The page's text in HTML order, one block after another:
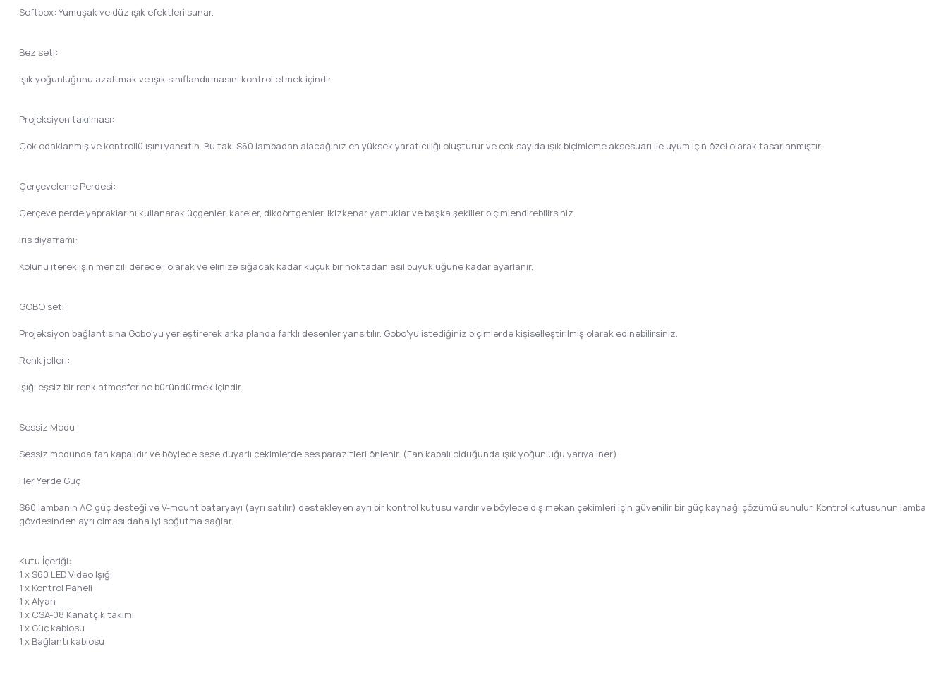
Softbox: Yumuşak ve düz ışık efektleri sunar.
Bez seti:
Işık yoğunluğunu azaltmak ve ışık sınıflandırmasını kontrol etmek içindir.
Projeksiyon takılması:
Çok odaklanmış ve kontrollü ışını yansıtın. Bu takı S60 lambadan alacağınız en yüksek yaratıcılığı oluşturur ve çok sayıda ışık biçimleme aksesuarı ile uyum için özel olarak tasarlanmıştır.
Çerçeveleme Perdesi:
Çerçeve perde yapraklarını kullanarak üçgenler, kareler, dikdörtgenler, ikizkenar yamuklar ve başka şekiller biçimlendirebilirsiniz.
Iris diyaframı:
Kolunu iterek ışın menzili dereceli olarak ve elinize sığacak kadar küçük bir noktadan asıl büyüklüğüne kadar ayarlanır.
GOBO seti:
Projeksiyon bağlantısına Gobo'yu yerleştirerek arka planda farklı desenler yansıtılır. Gobo'yu istediğiniz biçimlerde kişiselleştirilmiş olarak edinebilirsiniz.
Renk jelleri:
Işığı eşsiz bir renk atmosferine büründürmek içindir.
Sessiz Modu
Sessiz modunda fan kapalıdır ve böylece sese duyarlı çekimlerde ses parazitleri önlenir. (Fan kapalı olduğunda ışık yoğunluğu yarıya iner)
Her Yerde Güç
S60 lambanın AC güç desteği ve V-mount bataryayı (ayrı satılır) destekleyen ayrı bir kontrol kutusu vardır ve böylece dış mekan çekimleri için güvenilir bir güç kaynağı çözümü sunulur. Kontrol kutusunun lamba
gövdesinden ayrı olması daha iyi soğutma sağlar.
Kutu İçeriği:
1 x S60 LED Video Işığı
1 x Kontrol Paneli
1 x Alyan
1 x CSA-08 Kanatçık takımı
1 x Güç kablosu
1 x Bağlantı kablosu